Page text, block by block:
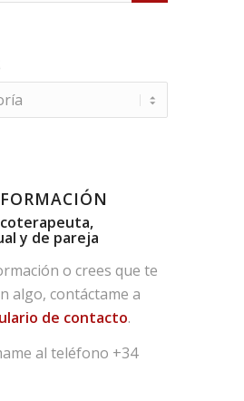
y de pareja
o crees que te
algo, contáctame a
de contacto.
al teléfono +34